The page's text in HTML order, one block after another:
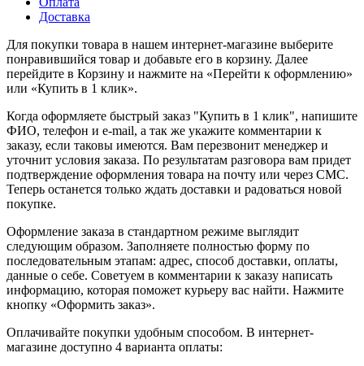
Доставка
Для покупки товара в нашем интернет-магазине выберите
понравившийся товар и добавьте его в корзину. Далее
перейдите в Корзину и нажмите на «Перейти к оформлению»
или «Купить в 1 клик».
Когда оформляете быстрый заказ "Купить в 1 клик", напишите
ФИО, телефон и e-mail, а так же укажите комментарии к
заказу, если таковы имеются. Вам перезвонит менеджер и
уточнит условия заказа. По результатам разговора вам придет
подтверждение оформления товара на почту или через СМС.
Теперь останется только ждать доставки и радоваться новой
покупке.
Оформление заказа в стандартном режиме выглядит
следующим образом. Заполняете полностью форму по
последовательным этапам: адрес, способ доставки, оплаты,
данные о себе. Советуем в комментарии к заказу написать
информацию, которая поможет курьеру вас найти. Нажмите
кнопку «Оформить заказ».
Оплачивайте покупки удобным способом. В интернет-
магазине доступно 4 варианта оплаты: